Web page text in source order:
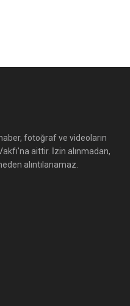
fotoğraf ve videoların
aittir. İzin alınmadan,
alıntılanamaz.